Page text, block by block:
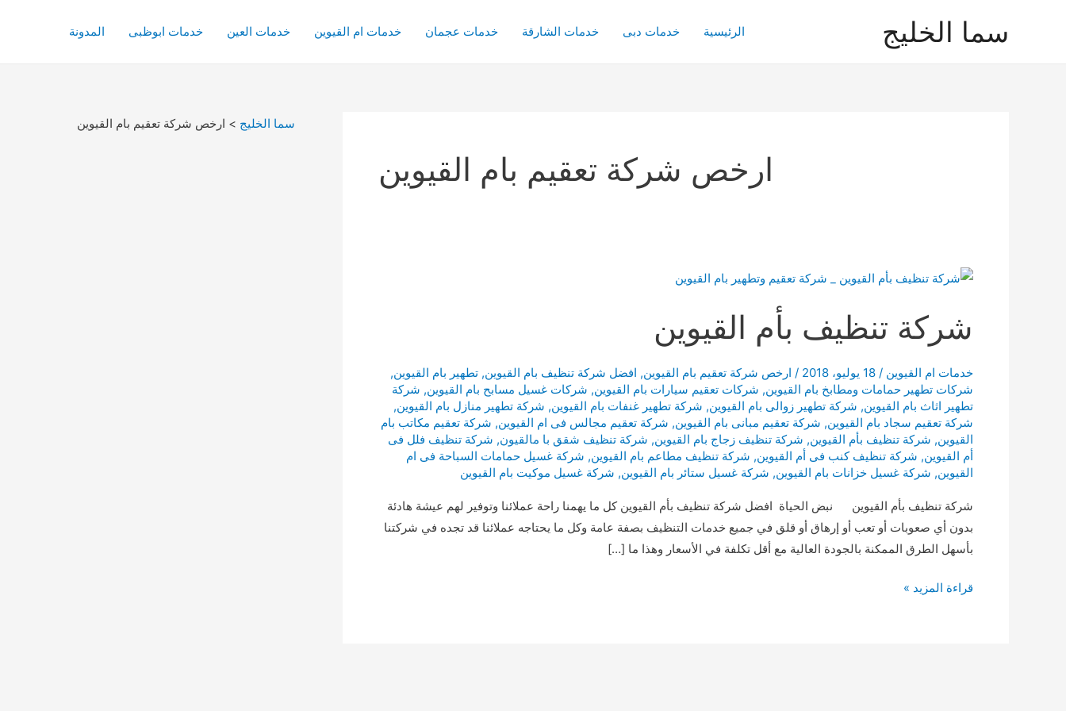
سما الخليج الرئيسية خدمات دبى خدمات الشارقة خدمات عجمان خدمات ام القيوين خدمات العين خدمات ابوظبى المدونة
ارخص شركة تعقيم بام القيوين
شركة تنظيف بأم القيوين
خدمات ام القيوين / 18 يوليو، 2018 / ارخص شركة تعقيم بام القيوين, افضل شركة تنظيف بام القيوين, تطهير بام القيوين,
شركات تطهير حمامات ومطابخ بام القيوين, شركات تعقيم سيارات بام القيوين, شركات غسيل مسابح بام القيوين, شركة
تطهير اثاث بام القيوين, شركة تطهير زوالى بام القيوين, شركة تطهير غنفات بام القيوين, شركة تطهير منازل بام القيوين,
شركة تعقيم سجاد بام القيوين, شركة تعقيم مبانى بام القيوين, شركة تعقيم مجالس فى ام القيوين, شركة تعقيم مكاتب بام
القيوين, شركة تنظيف بأم القيوين, شركة تنظيف زجاج بام القيوين, شركة تنظيف شقق با مالقيون, شركة تنظيف فلل فى
أم القيوين, شركة تنظيف كنب فى أم القيوين, شركة تنظيف مطاعم بام القيوين, شركة غسيل حمامات السباحة فى ام
القيوين, شركة غسيل خزانات بام القيوين, شركة غسيل ستائر بام القيوين, شركة غسيل موكيت بام القيوين
شركة تنظيف بأم القيوين نبض الحياة افضل شركة تنظيف بأم القيوين كل ما يهمنا راحة عملائنا وتوفير لهم عيشة هادئة
بدون أي صعوبات أو تعب أو إرهاق أو قلق في جميع خدمات التنظيف بصفة عامة وكل ما يحتاجه عملائنا قد تجده في شركتنا
بأسهل الطرق الممكنة بالجودة العالية مع أقل تكلفة في الأسعار وهذا ما […]
شركة
قراءة المزيد »
سما الخليج > ارخص شركة تعقيم بام القيوين